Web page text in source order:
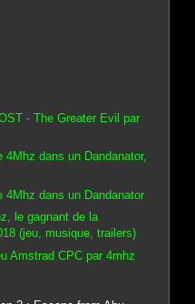
- The Greater Evil par
dans un Dandanator,
4Mhz dans un Dandanator
le gagnant de la
(jeu, musique, trailers)
Amstrad CPC par 4mhz